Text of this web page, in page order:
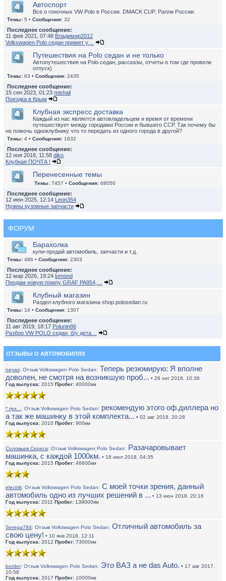
Автоспорт
Все о гоночных VW Polo в России. DMACK CUP, Ралли России.
Темы: 5 • Сообщения: 32
Последнее сообщение:
11 фев 2021, 07:48 Владимир2012
Volkswagen Polo седан примет у…
Путешествия на Polo седан и не только
Автопутешествия на Polo седан, рассказы, отчеты о том где провели
отпуск)
Темы: 63 • Сообщения: 2435
Последнее сообщение:
15 сен 2023, 01:23 mishail
Поездка в Крым
Клубная экспресс доставка
Каждый из нас является автовладельцем и время от времени
путешествует между городами России и бывшего ССР. Так почему бы
не помочь одноклубнику что то передать из одного города в другой?
Темы: 4 • Сообщения: 1632
Последнее сообщение:
12 ноя 2018, 11:58 diko
Клубная ПОЧТА !
Перенесенные темы
Темы: 7457 • Сообщения: 68050
Последнее сообщение:
12 июн 2025, 12:14 Leon354
Нужны кузовные запчасти
ФОРУМ
Барахолка
купи-продай автомобиль, запчасти и т.д.
Темы: 486 • Сообщения: 2303
Последнее сообщение:
12 мар 2026, 19:24 lomond
Продам новую помпу GRAF PA954,…
Клубный магазин
Раздел клубного магазина shop.polosedan.ru
Темы: 14 • Сообщения: 1307
Последнее сообщение:
11 авг 2019, 18:17 Polunin86
Разбор VW POLO седан, б/у дета…
ОТЗЫВЫ О АВТОМОБИЛЯХ
neyas: Отзыв Volkswagen Polo Sedan: Теперь резюмирую: Я вполне
доволен, не смотря на возникшую проб... • 26 окт 2018, 10:36
Год выпуска: 2015 Пробег: 40000км
* пух... : Отзыв Volkswagen Polo Sedan: рекомендую этого оф.диллера но
а так же машинку в этой комплекта... • 02 авг 2018, 20:28
Год выпуска: 2010 Пробег: 900км
Соловьев Серега: Отзыв Volkswagen Polo Sedan: Разачаровывает
машинка, с каждой 1000км. • 18 июл 2018, 04:35
Год выпуска: 2015 Пробег: 46600км
electrik: Отзыв Volkswagen Polo Sedan: С моей точки зрения, данный
автомобиль одно из лучших решений в ... • 13 июн 2018, 20:16
Год выпуска: 2011 Пробег: 139000км
Serega784: Отзыв Volkswagen Polo Sedan: Отличный автомобиль за
свою цену! • 10 янв 2018, 12:11
Год выпуска: 2012 Пробег: 73000км
border: Отзыв Volkswagen Polo Sedan: Это ВАЗ а не das Auto. • 17 авг 2017,
10:58
Год выпуска: 2017 Пробег: 10000км